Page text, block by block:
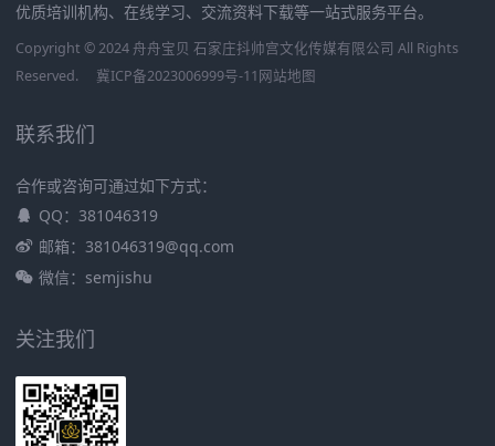
优质培训机构、在线学习、交流资料下载等一站式服务平台。
Copyright © 2024 舟舟宝贝 石家庄抖帅宫文化传媒有限公司 All Rights
Reserved.
冀ICP备2023006999号-11网站地图
联系我们
合作或咨询可通过如下方式：
QQ：381046319
邮箱：381046319@qq.com
微信：semjishu
关注我们